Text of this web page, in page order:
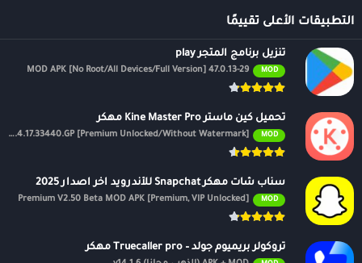
التطبيقات الأعلى تقييمًا
تنزيل برنامج المتجر play
MOD
47.0.13-29 MOD APK [No Root/All Devices/Full Version]
تحميل كين ماستر Kine Master Pro مهكر
MOD
APK v7.4.17.33440.GP [Premium Unlocked/Without Watermark]
سناب شات مهكر Snapchat للأندرويد اخر اصدار 2025
MOD
Premium V2.50 Beta MOD APK [Premium, VIP Unlocked]
تروكولر بريميوم جولد – Truecaller pro مهكر